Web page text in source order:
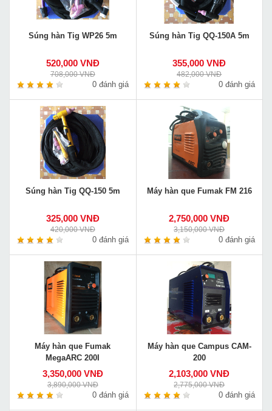
Súng hàn Tig WP26 5m
520,000 VNĐ
708,000 VNĐ
0 đánh giá
Súng hàn Tig QQ-150A 5m
355,000 VNĐ
482,000 VNĐ
0 đánh giá
Súng hàn Tig QQ-150 5m
325,000 VNĐ
420,000 VNĐ
0 đánh giá
Máy hàn que Fumak FM 216
2,750,000 VNĐ
3,150,000 VNĐ
0 đánh giá
Máy hàn que Fumak
MegaARC 200I
3,350,000 VNĐ
3,890,000 VNĐ
0 đánh giá
Máy hàn que Campus CAM-
200
2,103,000 VNĐ
2,775,000 VNĐ
0 đánh giá